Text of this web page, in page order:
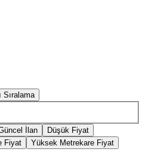
Sıralama
İlan
Düşük Fiyat
Fiyat Yüksek Metrekare Fiyat